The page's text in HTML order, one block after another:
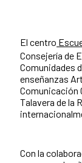
El centro
Consejería de
Comunidades
enseñanzas
Comunicación
Talavera de la
Con la